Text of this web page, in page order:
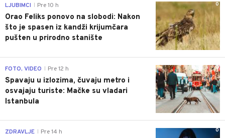
0
LJUBIMCI Pre 10 h
Orao Feliks ponovo na slobodi: Nakon
što je spasen iz kandži krijumčara
pušten u prirodno stanište
0
FOTO, VIDEO Pre 12 h
Spavaju u izlozima, čuvaju metro i
osvajaju turiste: Mačke su vladari
Istanbula
0
ZDRAVLJE Pre 14 h